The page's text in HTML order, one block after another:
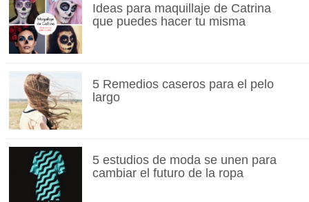
Ideas para maquillaje de Catrina
que puedes hacer tu misma
5 Remedios caseros para el pelo
largo
5 estudios de moda se unen para
cambiar el futuro de la ropa